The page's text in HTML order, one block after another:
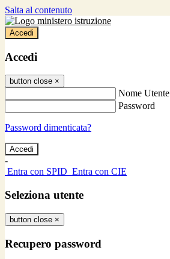
Salta al contenuto
Accedi
Accedi
button close ×
Nome Utente
Password
Password dimenticata?
-
Entra con SPID Entra con CIE
Seleziona utente
button close ×
Recupero password